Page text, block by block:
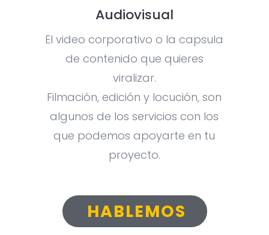
Audiovisual
El video corporativo o la capsula
de contenido que quieres
viralizar.
Filmación, edición y locución, son
algunos de los servicios con los
que podemos apoyarte en tu
proyecto.
HABLEMOS